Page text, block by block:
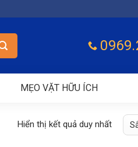
MẸO VẶT HỮU ÍCH
Hiển thị kết quả duy nhất